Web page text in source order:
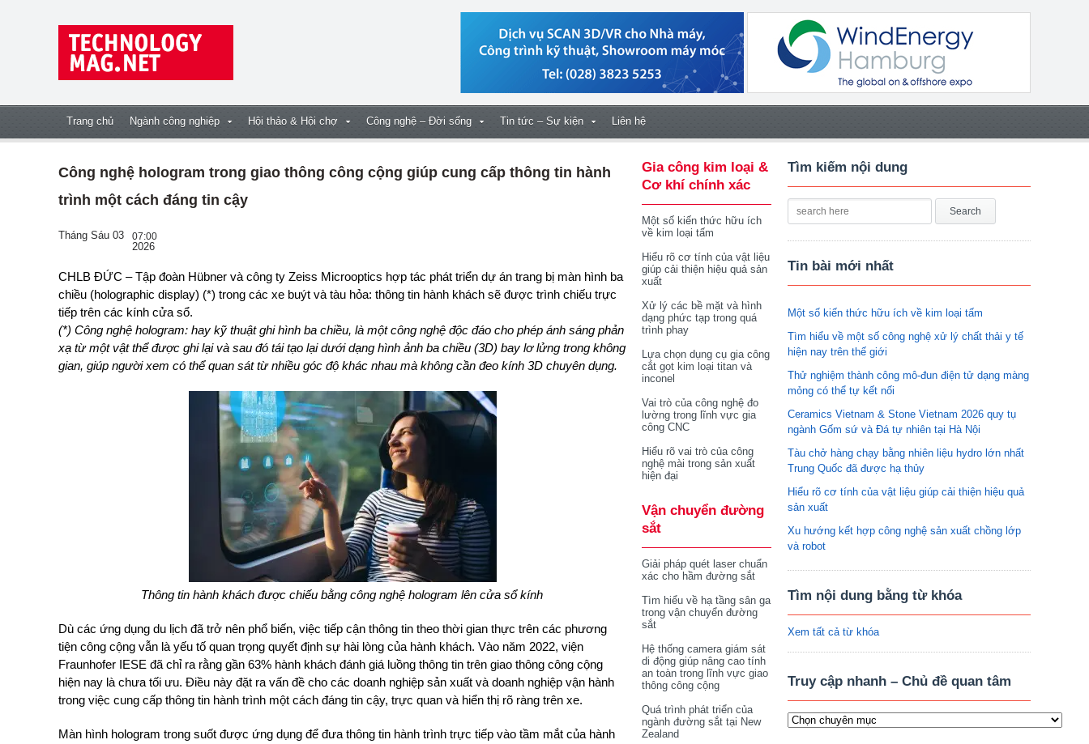
Trang chủ Ngành công nghiệp Hội thảo & Hội chợ Công nghệ – Đời sống Tin tức – Sự kiện Liên hệ
Công nghệ hologram trong giao thông công cộng giúp cung cấp thông tin hành
trình một cách đáng tin cậy
Tháng Sáu 03 07:00
2026
CHLB ĐỨC – Tập đoàn Hübner và công ty Zeiss Microoptics hợp tác phát triển dự án trang bị màn hình ba
chiều (holographic display) (*) trong các xe buýt và tàu hỏa: thông tin hành khách sẽ được trình chiếu trực
tiếp trên các kính cửa sổ.
(*) Công nghệ hologram: hay kỹ thuật ghi hình ba chiều, là một công nghệ độc đáo cho phép ánh sáng phản
xạ từ một vật thể được ghi lại và sau đó tái tạo lại dưới dạng hình ảnh ba chiều (3D) bay lơ lửng trong không
gian, giúp người xem có thể quan sát từ nhiều góc độ khác nhau mà không cần đeo kính 3D chuyên dụng.
Thông tin hành khách được chiếu bằng công nghệ hologram lên cửa sổ kính
Dù các ứng dụng du lịch đã trở nên phổ biến, việc tiếp cận thông tin theo thời gian thực trên các phương
tiện công cộng vẫn là yếu tố quan trọng quyết định sự hài lòng của hành khách. Vào năm 2022, viện
Fraunhofer IESE đã chỉ ra rằng gần 63% hành khách đánh giá luồng thông tin trên giao thông công cộng
hiện nay là chưa tối ưu. Điều này đặt ra vấn đề cho các doanh nghiệp sản xuất và doanh nghiệp vận hành
trong việc cung cấp thông tin hành trình một cách đáng tin cậy, trực quan và hiển thị rõ ràng trên xe.
Màn hình hologram trong suốt được ứng dụng để đưa thông tin hành trình trực tiếp vào tầm mắt của hành
Gia công kim loại &
Cơ khí chính xác
Một số kiến thức hữu ích
về kim loại tấm
Hiểu rõ cơ tính của vật liệu
giúp cải thiện hiệu quả sản
xuất
Xử lý các bề mặt và hình
dạng phức tạp trong quá
trình phay
Lựa chọn dụng cụ gia công
cắt gọt kim loại titan và
inconel
Vai trò của công nghệ đo
lường trong lĩnh vực gia
công CNC
Hiểu rõ vai trò của công
nghệ mài trong sản xuất
hiện đại
Vận chuyển đường
sắt
Giải pháp quét laser chuẩn
xác cho hầm đường sắt
Tìm hiểu về hạ tầng sân ga
trong vận chuyển đường
sắt
Hệ thống camera giám sát
di động giúp nâng cao tính
an toàn trong lĩnh vực giao
thông công cộng
Quá trình phát triển của
ngành đường sắt tại New
Zealand
Tìm kiếm nội dung
Tin bài mới nhất
Một số kiến thức hữu ích về kim loại tấm
Tìm hiểu về một số công nghệ xử lý chất thải y tế
hiện nay trên thế giới
Thử nghiệm thành công mô-đun điện tử dạng màng
mỏng có thể tự kết nối
Ceramics Vietnam & Stone Vietnam 2026 quy tụ
ngành Gốm sứ và Đá tự nhiên tại Hà Nội
Tàu chở hàng chạy bằng nhiên liệu hydro lớn nhất
Trung Quốc đã được hạ thủy
Hiểu rõ cơ tính của vật liệu giúp cải thiện hiệu quả
sản xuất
Xu hướng kết hợp công nghệ sản xuất chồng lớp
và robot
Tìm nội dung bằng từ khóa
Xem tất cả từ khóa
Truy cập nhanh – Chủ đề quan tâm